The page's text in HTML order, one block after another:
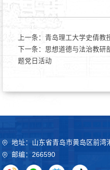
上一条： 青岛理工大学史倩教
下一条： 思想道德与法治教研
题党日活动
地址：山东省青岛市黄岛区前湾
邮编：266590